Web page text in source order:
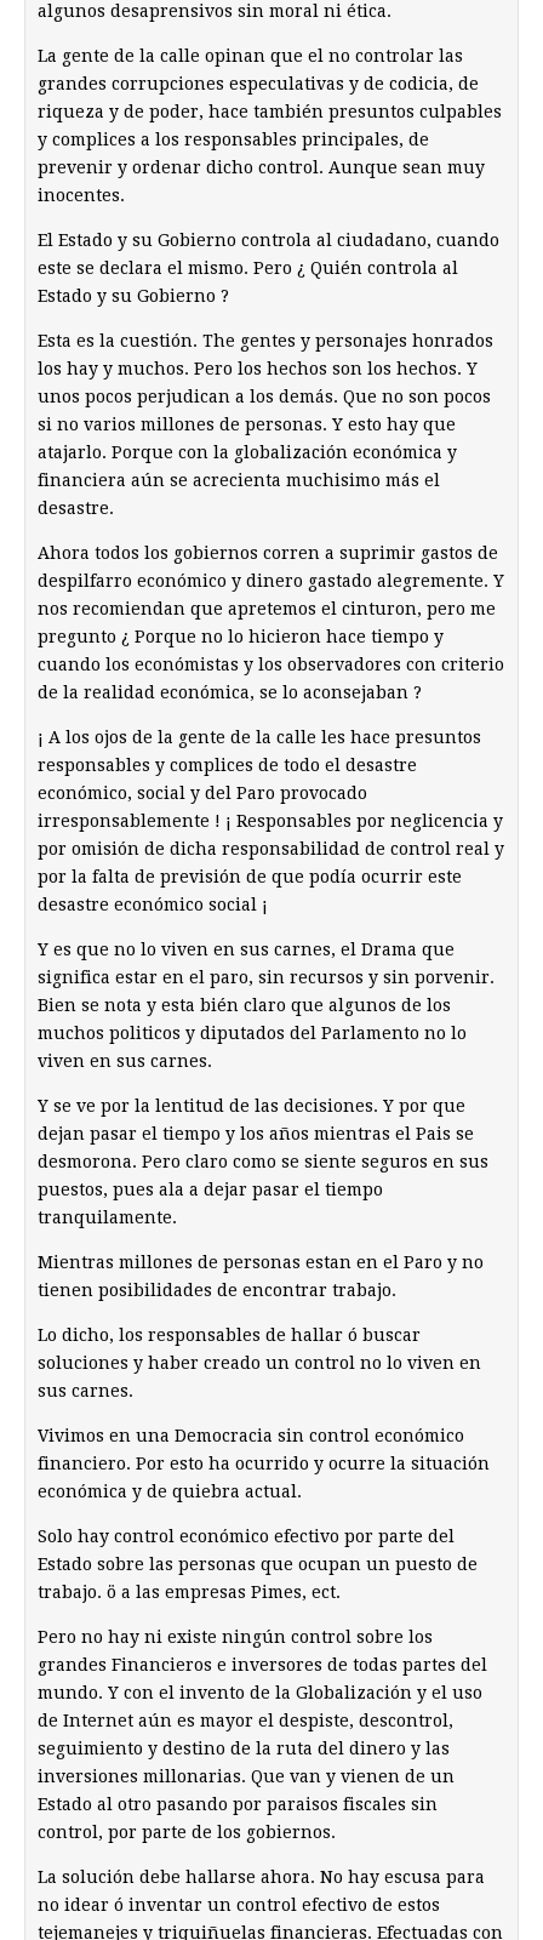
algunos desaprensivos sin moral ni ética.
La gente de la calle opinan que el no controlar las
grandes corrupciones especulativas y de codicia, de
riqueza y de poder, hace también presuntos culpables
y complices a los responsables principales, de
prevenir y ordenar dicho control. Aunque sean muy
inocentes.
El Estado y su Gobierno controla al ciudadano, cuando
este se declara el mismo. Pero ¿ Quién controla al
Estado y su Gobierno ?
Esta es la cuestión. The gentes y personajes honrados
los hay y muchos. Pero los hechos son los hechos. Y
unos pocos perjudican a los demás. Que no son pocos
si no varios millones de personas. Y esto hay que
atajarlo. Porque con la globalización económica y
financiera aún se acrecienta muchisimo más el
desastre.
Ahora todos los gobiernos corren a suprimir gastos de
despilfarro económico y dinero gastado alegremente. Y
nos recomiendan que apretemos el cinturon, pero me
pregunto ¿ Porque no lo hicieron hace tiempo y
cuando los económistas y los observadores con criterio
de la realidad económica, se lo aconsejaban ?
¡ A los ojos de la gente de la calle les hace presuntos
responsables y complices de todo el desastre
económico, social y del Paro provocado
irresponsablemente ! ¡ Responsables por neglicencia y
por omisión de dicha responsabilidad de control real y
por la falta de previsión de que podía ocurrir este
desastre económico social ¡
Y es que no lo viven en sus carnes, el Drama que
significa estar en el paro, sin recursos y sin porvenir.
Bien se nota y esta bién claro que algunos de los
muchos politicos y diputados del Parlamento no lo
viven en sus carnes.
Y se ve por la lentitud de las decisiones. Y por que
dejan pasar el tiempo y los años mientras el Pais se
desmorona. Pero claro como se siente seguros en sus
puestos, pues ala a dejar pasar el tiempo
tranquilamente.
Mientras millones de personas estan en el Paro y no
tienen posibilidades de encontrar trabajo.
Lo dicho, los responsables de hallar ó buscar
soluciones y haber creado un control no lo viven en
sus carnes.
Vivimos en una Democracia sin control económico
financiero. Por esto ha ocurrido y ocurre la situación
económica y de quiebra actual.
Solo hay control económico efectivo por parte del
Estado sobre las personas que ocupan un puesto de
trabajo. ö a las empresas Pimes, ect.
Pero no hay ni existe ningún control sobre los
grandes Financieros e inversores de todas partes del
mundo. Y con el invento de la Globalización y el uso
de Internet aún es mayor el despiste, descontrol,
seguimiento y destino de la ruta del dinero y las
inversiones millonarias. Que van y vienen de un
Estado al otro pasando por paraisos fiscales sin
control, por parte de los gobiernos.
La solución debe hallarse ahora. No hay escusa para
no idear ó inventar un control efectivo de estos
tejemanejes y triquiñuelas financieras. Efectuadas con